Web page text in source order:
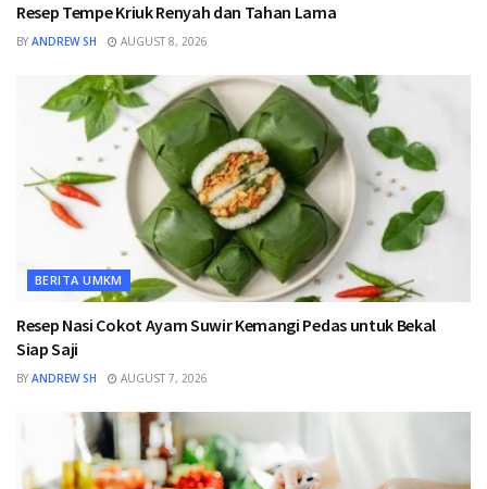
Resep Tempe Kriuk Renyah dan Tahan Lama
BY ANDREW SH AUGUST 8, 2026
BERITA UMKM
Resep Nasi Cokot Ayam Suwir Kemangi Pedas untuk Bekal
Siap Saji
BY ANDREW SH AUGUST 7, 2026